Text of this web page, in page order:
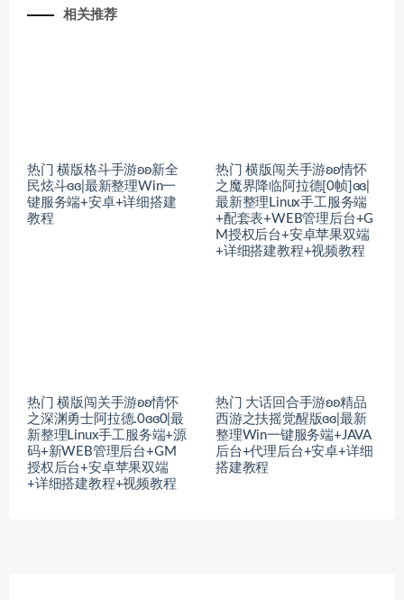
相关推荐
热门 横版格斗手游ʚʚ新全
民炫斗ɞɞ|最新整理Win一
键服务端+安卓+详细搭建
教程
热门 横版闯关手游ʚʚ情怀
之魔界降临阿拉德[0帧]ɞɞ|
最新整理Linux手工服务端
+配套表+WEB管理后台+G
M授权后台+安卓苹果双端
+详细搭建教程+视频教程
热门 横版闯关手游ʚʚ情怀
之深渊勇士阿拉德.0ɞɞ0|最
新整理Linux手工服务端+源
码+新WEB管理后台+GM
授权后台+安卓苹果双端
+详细搭建教程+视频教程
热门 大话回合手游ʚʚ精品
西游之扶摇觉醒版ɞɞ|最新
整理Win一键服务端+JAVA
后台+代理后台+安卓+详细
搭建教程